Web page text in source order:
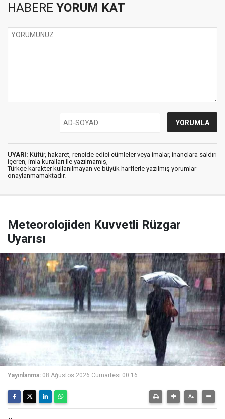
HABERE YORUM KAT
UYARI: Küfür, hakaret, rencide edici cümleler veya imalar, inançlara saldırı
içeren, imla kuralları ile yazılmamış,
Türkçe karakter kullanılmayan ve büyük harflerle yazılmış yorumlar
onaylanmamaktadır.
Meteorolojiden Kuvvetli Rüzgar
Uyarısı
Yayınlanma: 08 Ağustos 2026 Cumartesi 00:16